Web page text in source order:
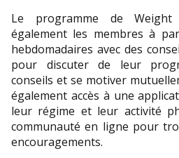
Le programme de Weight
également les membres à
hebdomadaires avec des
pour discuter de leur
conseils et se motiver
également accès à une
leur régime et leur activité
communauté en ligne pour
encouragements.